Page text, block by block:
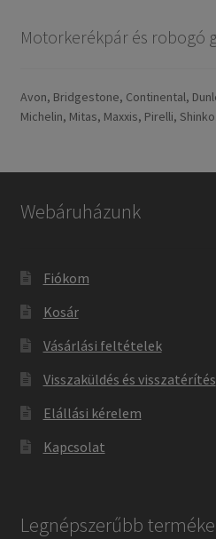
Motorkerékpár és robogó
Avon, Bridgestone, Continental,
Michelin, Mitas, Maxxis, Pirelli, Shinko.
Webáruházunk
Fiókom
Kosár
Vásárlási feltételek
Visszaküldés és visszatérítés
Elállási kérelem
Kapcsolat
Legnépszerűbb